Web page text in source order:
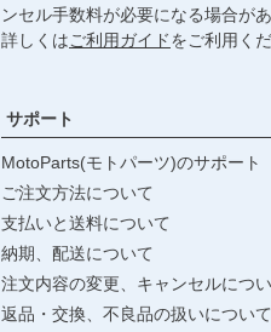
ンセル手数料が必要になる場合があ
詳しくはご利用ガイドをご利用くだ
サポート
MotoParts(モトパーツ)のサポート
ご注文方法について
支払いと送料について
納期、配送について
注文内容の変更、キャンセルにつ
返品・交換、不良品の扱いについて